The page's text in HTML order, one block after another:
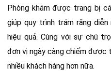
Phòng khám được trang bị
giúp quy trình trám răng
hiệu quả. Cùng với sự chú
đơn vị ngày càng chiếm
nhiều khách hàng hơn nữa.